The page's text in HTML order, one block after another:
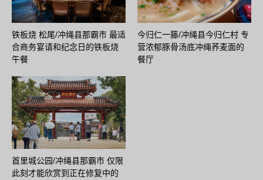
铁板烧 松尾/冲绳县那霸市 最适
合商务宴请和纪念日的铁板烧
午餐
今归仁一藤/冲绳县今归仁村 专
营浓郁豚骨汤底冲绳荞麦面的
餐厅
首里城公园/冲绳县那霸市 仅限
此刻才能欣赏到正在修复中的